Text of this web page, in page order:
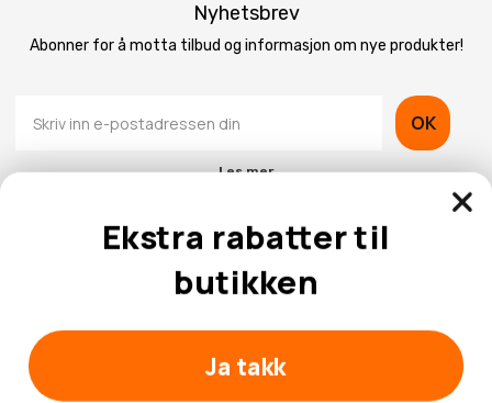
Nyhetsbrev
Abonner for å motta tilbud og informasjon om nye produkter!
OK
Les mer
Kundeservice
Ekstra rabatter til
butikken
Ja takk